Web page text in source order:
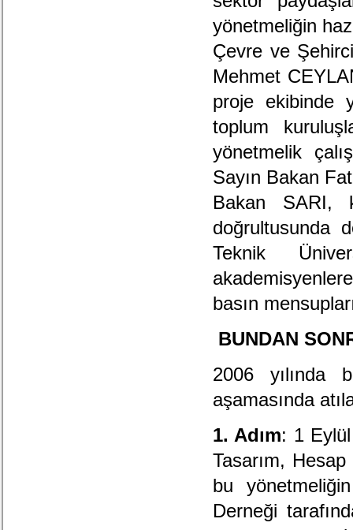
yönetmeliğin
Çevre ve
Mehmet
proje ekibinde
toplum
yönetmelik
Sayın Bakan
Bakan SARI,
doğrultusunda
Teknik
basın
BUNDAN
2006 yılında
aşamasında
1. Adım: 1
Tasarım,
bu
Derneği